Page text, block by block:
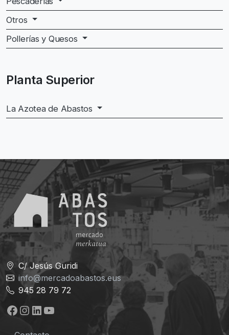
Otros
Pollerías y Quesos
Planta Superior
La Azotea de Abastos
C/ Jesús Guridi
info@mercadoabastos.eus
945 28 79 72
Facebook
Instagram
LinkedIn
YouTube